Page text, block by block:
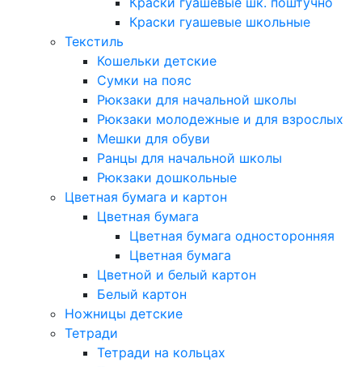
Краски гуашевые школьные
Текстиль
Кошельки детские
Сумки на пояс
Рюкзаки для начальной школы
Рюкзаки молодежные и для взрослых
Мешки для обуви
Ранцы для начальной школы
Рюкзаки дошкольные
Цветная бумага и картон
Цветная бумага
Цветная бумага односторонняя
Цветная бумага
Цветной и белый картон
Белый картон
Ножницы детские
Тетради
Тетради на кольцах